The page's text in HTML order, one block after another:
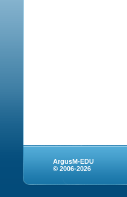
ArgusM-EDU
© 2006-2026